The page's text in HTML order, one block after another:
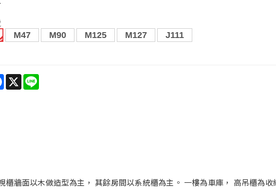
M47 M90 M125 M127 J111
Facebook
X
牆面以木做造型為主， 其餘房間以系統櫃為主。 一樓為車庫， 高吊櫃為收